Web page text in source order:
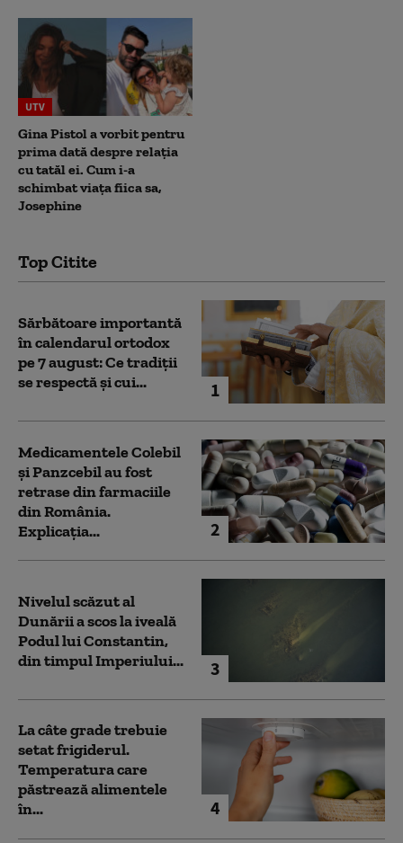
UTV
Gina Pistol a vorbit pentru
prima dată despre relația
cu tatăl ei. Cum i-a
schimbat viața fiica sa,
Josephine
Top Citite
1
Sărbătoare importantă
în calendarul ortodox
pe 7 august: Ce tradiții
se respectă și cui...
2
Medicamentele Colebil
și Panzcebil au fost
retrase din farmaciile
din România.
Explicația...
3
Nivelul scăzut al
Dunării a scos la iveală
Podul lui Constantin,
din timpul Imperiului...
4
La câte grade trebuie
setat frigiderul.
Temperatura care
păstrează alimentele
în...